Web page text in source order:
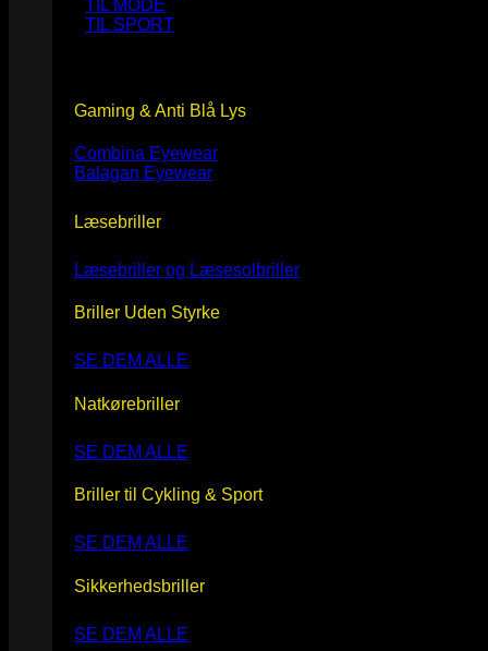
TIL MODE
TIL SPORT
Gaming & Anti Blå Lys
Combina Eyewear
Balagan Eyewear
Læsebriller
Læsebriller og Læsesolbriller
Briller Uden Styrke
SE DEM ALLE
Natkørebriller
SE DEM ALLE
Briller til Cykling & Sport
SE DEM ALLE
Sikkerhedsbriller
SE DEM ALLE